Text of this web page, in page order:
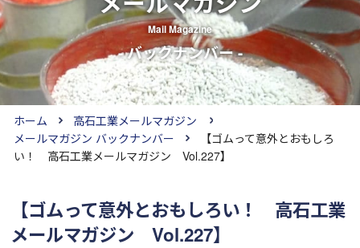
Mail Magazine
- バックナンバー -
ホーム
高石工業メールマガジン
メールマガジン バックナンバー
【ゴムって意外とおもしろ
い！ 高石工業メールマガジン Vol.227】
【ゴムって意外とおもしろい！ 高石工業
メールマガジン Vol.227】